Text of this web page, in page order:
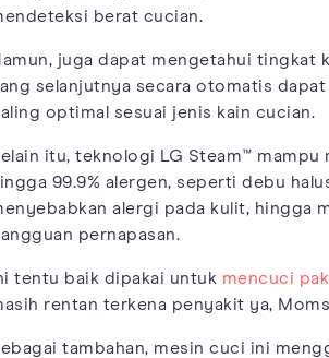
berat cucian.
juga dapat mengetahui tingkat
selanjutnya secara otomatis
optimal sesuai jenis kain cucian.
itu, teknologi LG Steam™ mampu
99.9% alergen, seperti debu
alergi pada kulit, hingga
pernapasan.
tentu baik dipakai untuk mencuci
rentan terkena penyakit ya,
tambahan, mesin cuci ini